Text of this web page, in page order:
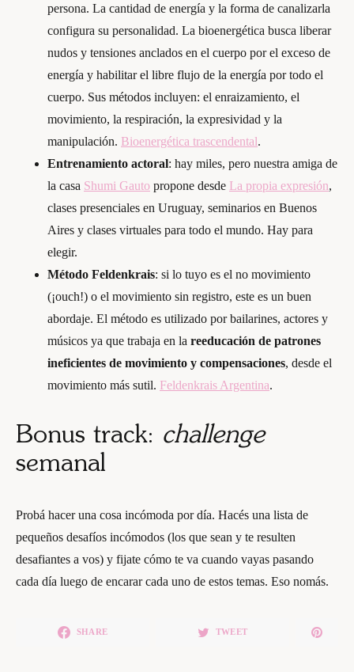
persona. La cantidad de energía y la forma de canalizarla
configura su personalidad. La bioenergética busca liberar
nudos y tensiones anclados en el cuerpo por el exceso de
energía y habilitar el libre flujo de la energía por todo el
cuerpo. Sus métodos incluyen: el enraizamiento, el
movimiento, la respiración, la expresividad y la
manipulación. Bioenergética trascendental.
Entrenamiento actoral: hay miles, pero nuestra amiga de
la casa Shumi Gauto propone desde La propia expresión,
clases presenciales en Uruguay, seminarios en Buenos
Aires y clases virtuales para todo el mundo. Hay para
elegir.
Método Feldenkrais: si lo tuyo es el no movimiento
(¡ouch!) o el movimiento sin registro, este es un buen
abordaje. El método es utilizado por bailarines, actores y
músicos ya que trabaja en la reeducación de patrones
ineficientes de movimiento y compensaciones, desde el
movimiento más sutil. Feldenkrais Argentina.
Bonus track: challenge
semanal
Probá hacer una cosa incómoda por día. Hacés una lista de
pequeños desafíos incómodos (los que sean y te resulten
desafiantes a vos) y fijate cómo te va cuando vayas pasando
cada día luego de encarar cada uno de estos temas. Eso nomás.
SHARE TWEET